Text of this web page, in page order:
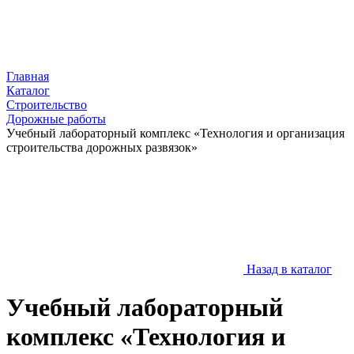
Главная
Каталог
Строительство
Дорожные работы
Учебный лабораторный комплекс «Технология и организация
строительства дорожных развязок»
Назад в каталог
Учебный лабораторный
комплекс «Технология и